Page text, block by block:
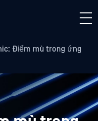
Điểm mù trong ứng